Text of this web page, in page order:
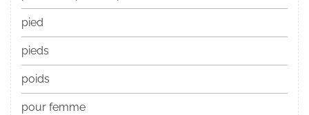
pied
pieds
poids
pour femme